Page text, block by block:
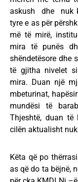
askush dhe nuk
tyre e as për
më të mirë,
mira të punës
shëndetësore dhe
të gjitha nivelet
mira. Duan një
mbeturinat,
mundësi të
Thjeshtë, duan të
cilën aktualisht
Këta që po
as që do ta bëjnë,